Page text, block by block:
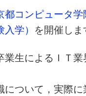
都コンピュータ
学） を開催し
生によるＩＴ
について，実際